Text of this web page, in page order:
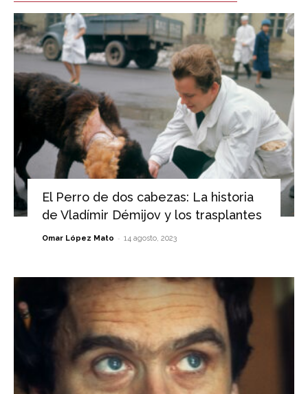
El Perro de dos cabezas: La historia
de Vladímir Démijov y los trasplantes
Omar López Mato - 14 agosto, 2023